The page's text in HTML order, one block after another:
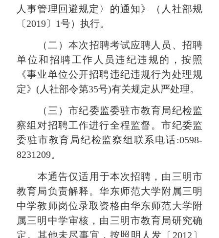
人事管理回避规定〉的通知》（人社部规
〔2019〕1号）执行。
（二）本次招聘考试应聘人员、招聘
单位和招聘工作人员违纪违规的，按照
《事业单位公开招聘违纪违规行为处理规
定》 (人社部令第35号)有关规定从严处理。
（三）市纪委监委驻市教育局纪检监
察组对招聘工作进行全程监督。市纪委监
委驻市教育局纪检监察组联系电话:0598-
8231209。
本通告仅适用于本次招聘，由三明市
教育局负责解释。华东师范大学附属三明
中学教师岗位录取资格由华东师范大学附
属三明中学审核，由三明市教育局研究确
定。其他未尽事宜，按照明人发〔 2012〕